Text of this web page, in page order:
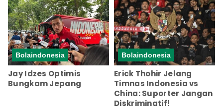
Bolaindonesia
Jay Idzes Optimis
Bungkam Jepang
Bolaindonesia
Erick Thohir Jelang
Timnas Indonesia vs
China: Suporter Jangan
Diskriminatif!